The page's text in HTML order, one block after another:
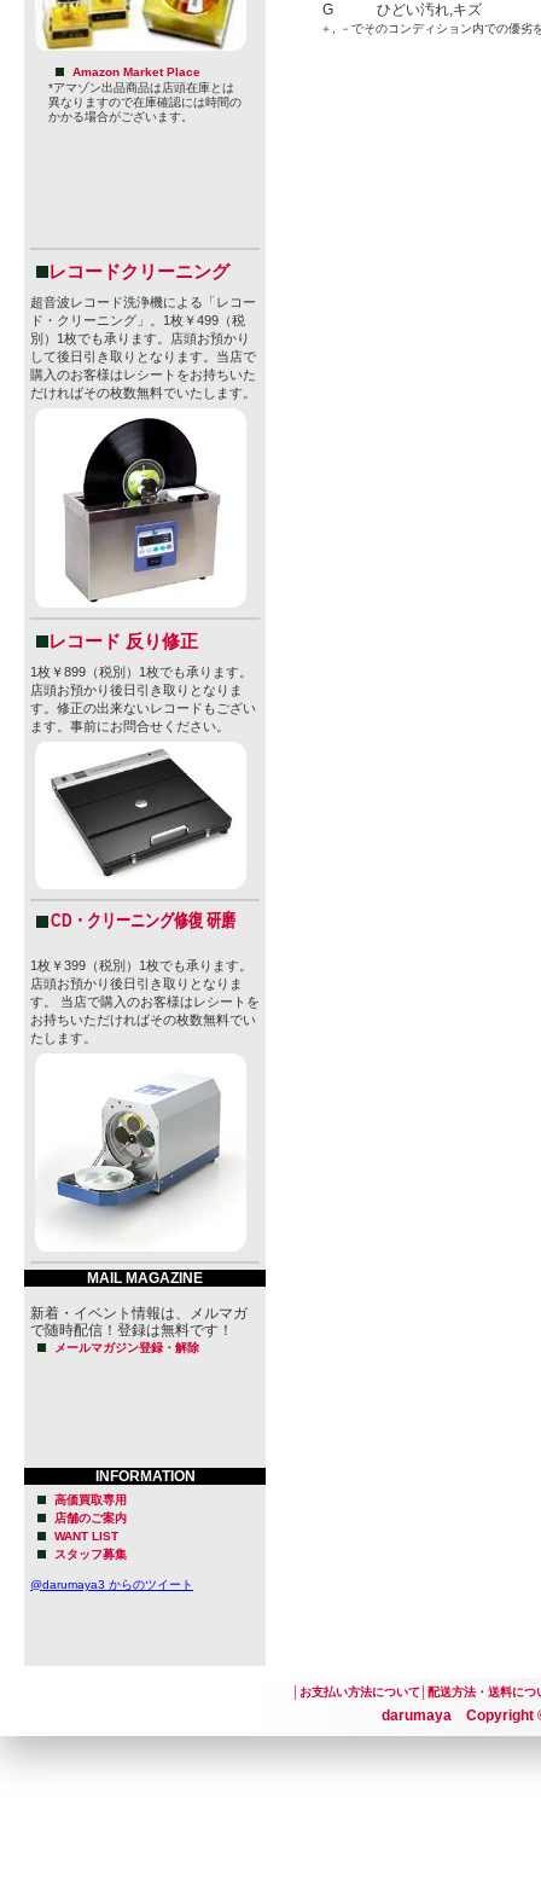
Amazon Market Place
*アマゾン出品商品は店頭在庫とは
異なりますので在庫確認には時間の
かかる場合がございます。
レコードクリーニング
超音波レコード洗浄機による「レコー
ド・クリーニング」。1枚￥499（税
別）1枚でも承ります。店頭お預かり
して後日引き取りとなります。当店で
購入のお客様はレシートをお持ちいた
だければその枚数無料でいたします。
レコード 反り修正
1枚￥899（税別）1枚でも承ります。
店頭お預かり後日引き取りとなりま
す。修正の出来ないレコードもござい
ます。事前にお問合せください。
CD・クリーニング修復 研磨
1枚￥399（税別）1枚でも承ります。
店頭お預かり後日引き取りとなりま
す。 当店で購入のお客様はレシートを
お持ちいただければその枚数無料でい
たします。
MAIL MAGAZINE
新着・イベント情報は、メルマガ
で随時配信！登録は無料です！
メールマガジン登録・解除
INFORMATION
高価買取専用
店舗のご案内
WANT LIST
スタッフ募集
@darumaya3 からのツイート
G
ひどい汚れ,キズ
＋, －でそのコンディション内での優劣
お支払い方法について│ 配送方法・送料につ
darumaya Copyright